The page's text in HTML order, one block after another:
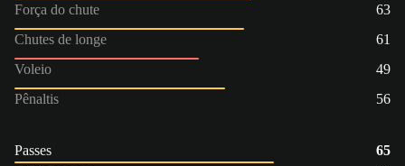
Força do chute
63
Chutes de longe
61
Voleio
49
Pênaltis
56
Passes
65